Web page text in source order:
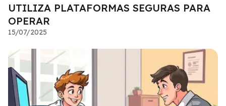
UTILIZA PLATAFORMAS SEGURAS PARA
OPERAR
15/07/2025